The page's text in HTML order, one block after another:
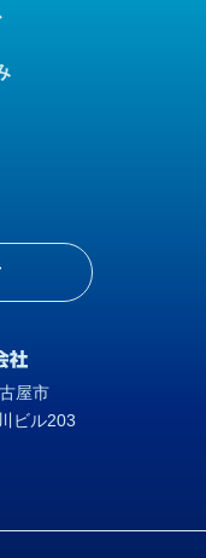
屋市
ビル203